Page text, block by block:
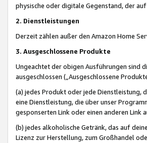
physische oder digitale Gegenstand, der
2. Dienstleistungen
Derzeit zählen außer den Amazon Home
3. Ausgeschlossene Produkte
Ungeachtet der obigen Ausführungen sind
ausgeschlossen („Ausgeschlossene
(a) jedes Produkt oder jede Dienstleistung,
eine Dienstleistung, die über unser
gesponserten Link oder einen anderen
(b) jedes alkoholische Getränk, das auf
Lizenz zur Herstellung, zum Großhandel